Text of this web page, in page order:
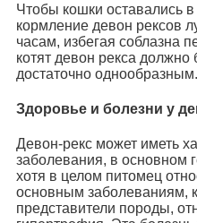
Чтобы кошки оставались
кормление девон рексов
часам, избегая соблазна
котят девон рекса
достаточно однообразным.
Здоровье и болезни у
Девон-рекс может иметь
заболевания, в основном
хотя в целом питомец
основным заболеваниям,
представители породы,